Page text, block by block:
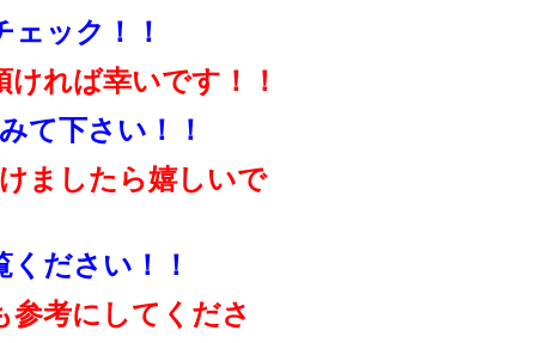
ック！！
れば幸いです！！
て下さい！！
ましたら嬉しいで
ださい！！
考にしてくださ